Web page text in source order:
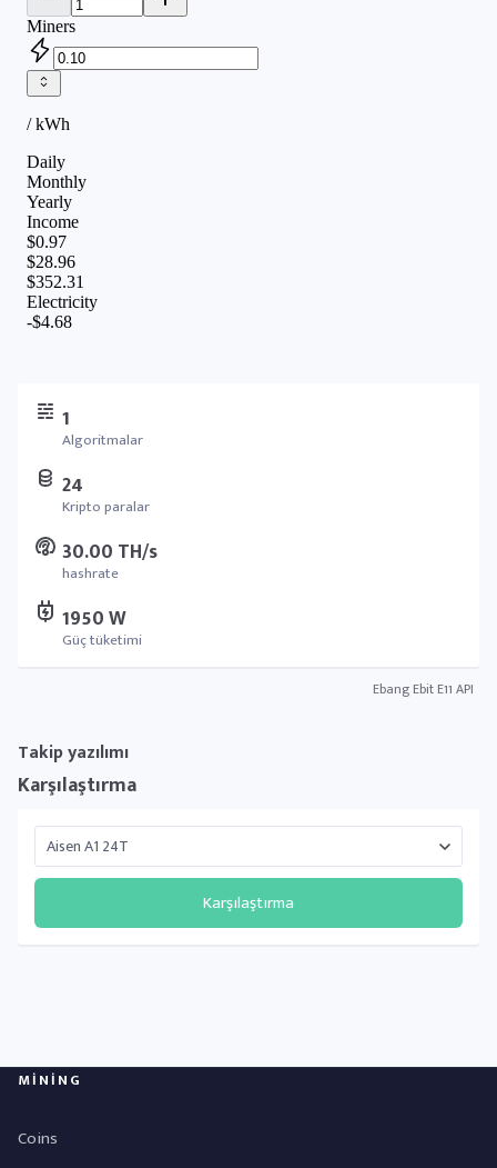
1
Algoritmalar
24
Kripto paralar
30.00 TH/s
hashrate
1950 W
Güç tüketimi
Ebang Ebit E11 API
Takip yazılımı
Karşılaştırma
Karşılaştırma
MINING
Coins